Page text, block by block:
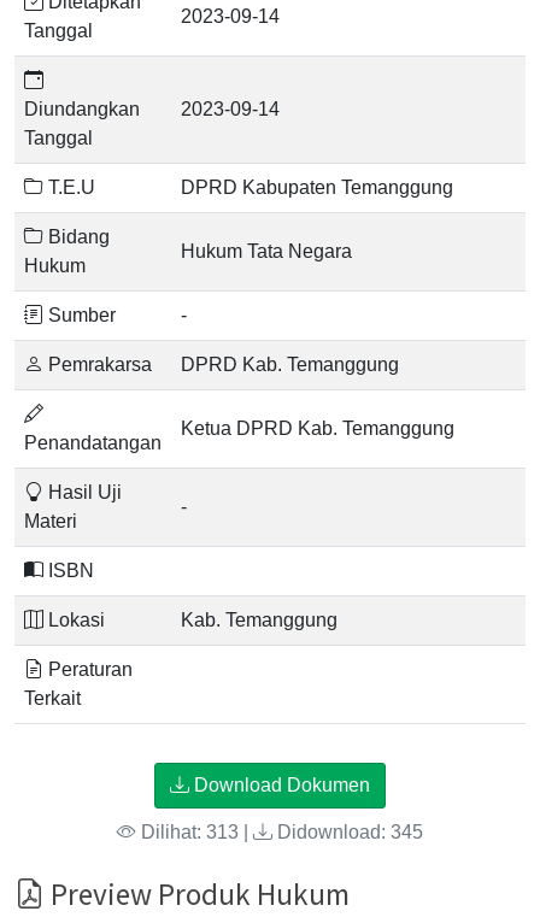
Tanggal
2023-09-14
Diundangkan
Tanggal
2023-09-14
T.E.U DPRD Kabupaten Temanggung
Bidang
Hukum
Hukum Tata Negara
Sumber -
Pemrakarsa DPRD Kab. Temanggung
Penandatangan
Ketua DPRD Kab. Temanggung
Hasil Uji
Materi
-
ISBN
Lokasi Kab. Temanggung
Peraturan
Terkait
Download Dokumen
Dilihat: 313 | Didownload: 345
Preview Produk Hukum